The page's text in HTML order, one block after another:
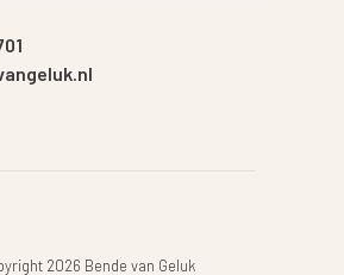
2026 Bende van Geluk